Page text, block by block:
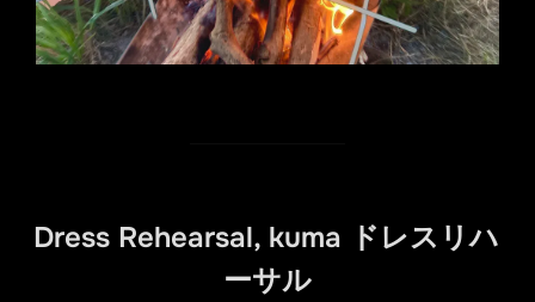
Dress Rehearsal, kuma ドレスリハ
ーサル